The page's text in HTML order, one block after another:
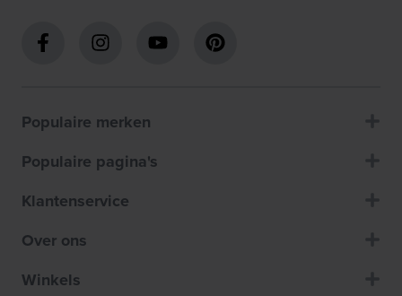
Populaire merken
Populaire pagina's
Klantenservice
Over ons
Winkels